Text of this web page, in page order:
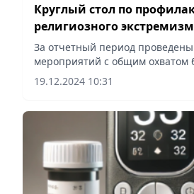
Круглый стол по
религиозного
терроризма прошел в
За отчетный период
мероприятий с общим охватом
человек, сообщает Vecher.kz.
19.12.2024 10:31